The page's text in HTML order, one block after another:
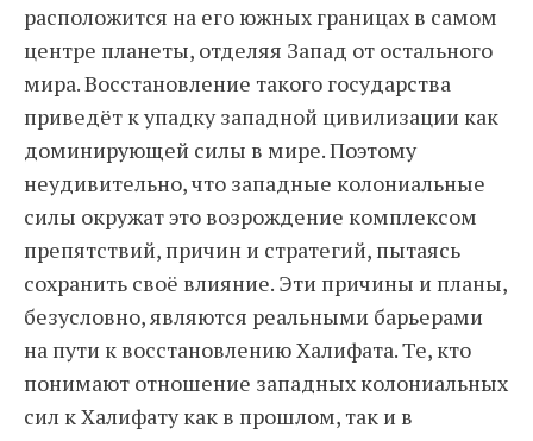
расположится на его южных границах в самом
центре планеты, отделяя Запад от остального
мира. Восстановление такого государства
приведёт к упадку западной цивилизации как
доминирующей силы в мире. Поэтому
неудивительно, что западные колониальные
силы окружат это возрождение комплексом
препятствий, причин и стратегий, пытаясь
сохранить своё влияние. Эти причины и планы,
безусловно, являются реальными барьерами
на пути к восстановлению Халифата. Те, кто
понимают отношение западных колониальных
сил к Халифату как в прошлом, так и в